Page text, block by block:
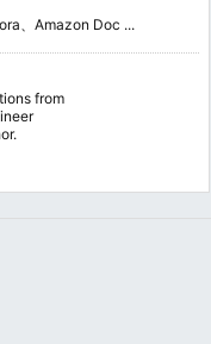
、Amazon Doc ...
from
.